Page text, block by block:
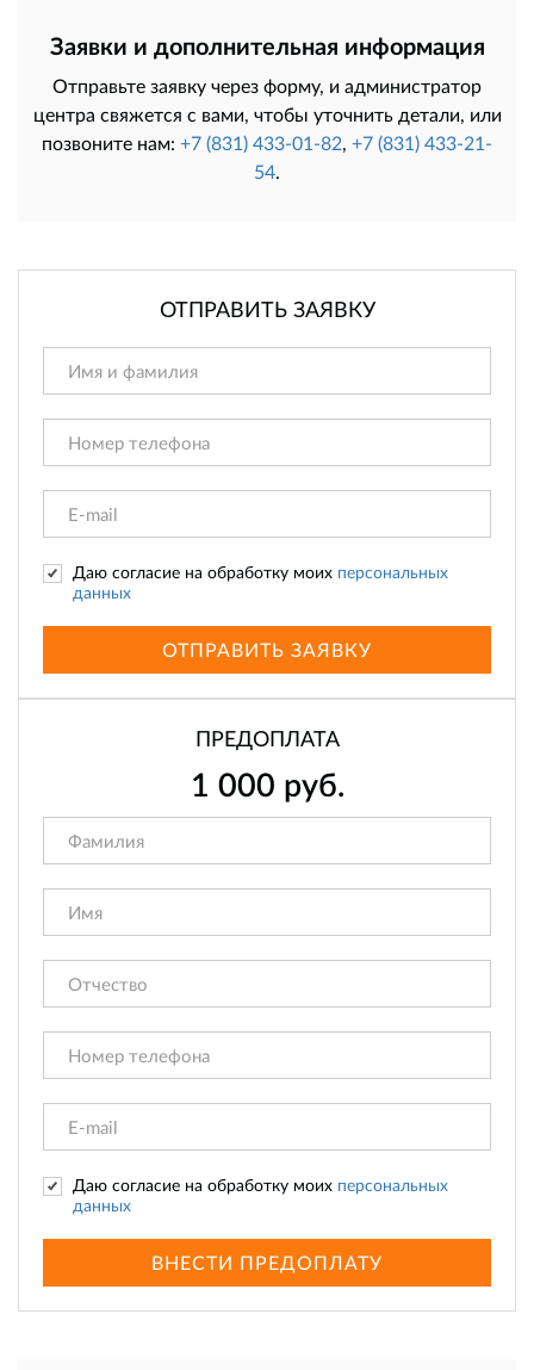
Заявки и дополнительная информация
Отправьте заявку через форму, и администратор
центра свяжется с вами, чтобы уточнить детали, или
позвоните нам: +7 (831) 433-01-82 +7 (831) 433-21-
54
ОТПРАВИТЬ ЗАЯВКУ
Даю согласие на обработку моих персональных
данных
ОТПРАВИТЬ ЗАЯВКУ
ПРЕДОПЛАТА
1 000 руб.
Даю согласие на обработку моих персональных
данных
ВНЕСТИ ПРЕДОПЛАТУ